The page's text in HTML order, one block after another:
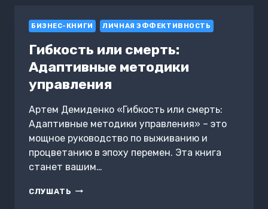
БИЗНЕС-КНИГИ ЛИЧНАЯ ЭФФЕКТИВНОСТЬ
Гибкость или смерть:
Адаптивные методики
управления
Артем Демиденко «Гибкость или смерть:
Адаптивные методики управления» – это
мощное руководство по выживанию и
процветанию в эпоху перемен. Эта книга
станет вашим…
СЛУШАТЬ ГИБКОСТЬ